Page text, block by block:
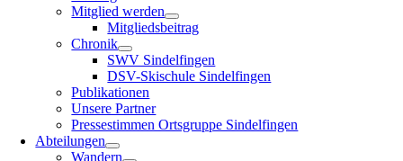
Mitglied werden
Mitgliedsbeitrag
Chronik
SWV Sindelfingen
DSV-Skischule Sindelfingen
Publikationen
Unsere Partner
Pressestimmen Ortsgruppe Sindelfingen
Abteilungen
Wandern